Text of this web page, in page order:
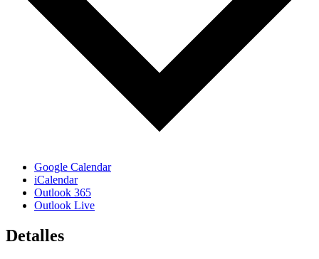
Google Calendar
iCalendar
Outlook 365
Outlook Live
Detalles